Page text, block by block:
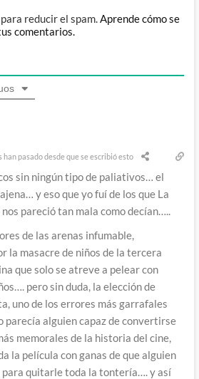
reducir el spam.Aprende cómo se
comentarios.
han pasado desde que se escribió esto
sin ningún tipo de paliativos… el
y eso que yo fuí de los que La
pareció tan mala como decían…..
de las arenas infumable,
la masacre de niños de la tercera
que solo se atreve a pelear con
pero sin duda, la elección de
uno de los errores más garrafales
parecía alguien capaz de convertirse
memorales de la historia del cine,
la película con ganas de que alguien
para quitarle toda la tontería…. y así